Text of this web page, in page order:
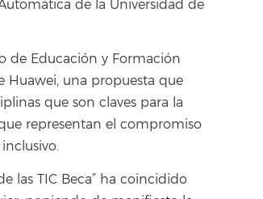
de la Universidad de
de Educación y Formación
Huawei, una propuesta que
que son claves para la
representan el compromiso
las TIC Beca” ha coincidido